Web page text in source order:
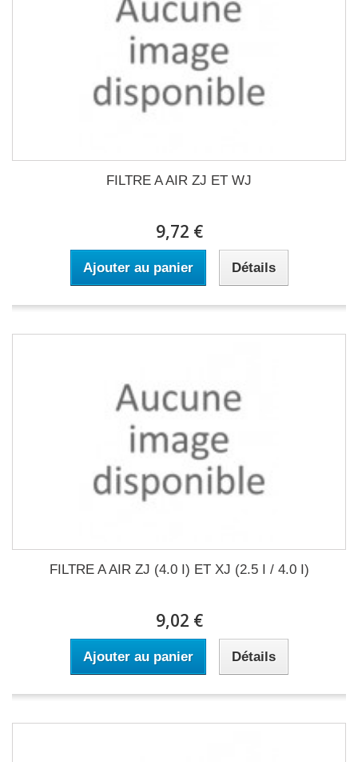
FILTRE A AIR ZJ ET WJ
9,72 €
Ajouter au panier Détails
FILTRE A AIR ZJ (4.0 I) ET XJ (2.5 I / 4.0 I)
9,02 €
Ajouter au panier Détails